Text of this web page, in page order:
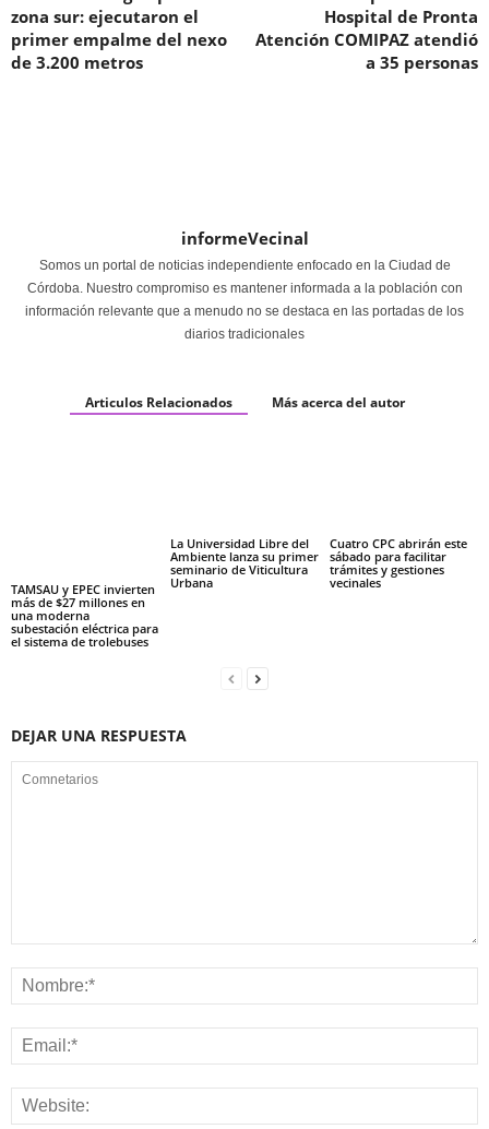
zona sur: ejecutaron el
primer empalme del nexo
de 3.200 metros
Hospital de Pronta
Atención COMIPAZ atendió
a 35 personas
informeVecinal
Somos un portal de noticias independiente enfocado en la Ciudad de
Córdoba. Nuestro compromiso es mantener informada a la población con
información relevante que a menudo no se destaca en las portadas de los
diarios tradicionales
Articulos Relacionados Más acerca del autor
TAMSAU y EPEC invierten
más de $27 millones en
una moderna
subestación eléctrica para
el sistema de trolebuses
La Universidad Libre del
Ambiente lanza su primer
seminario de Viticultura
Urbana
Cuatro CPC abrirán este
sábado para facilitar
trámites y gestiones
vecinales
DEJAR UNA RESPUESTA